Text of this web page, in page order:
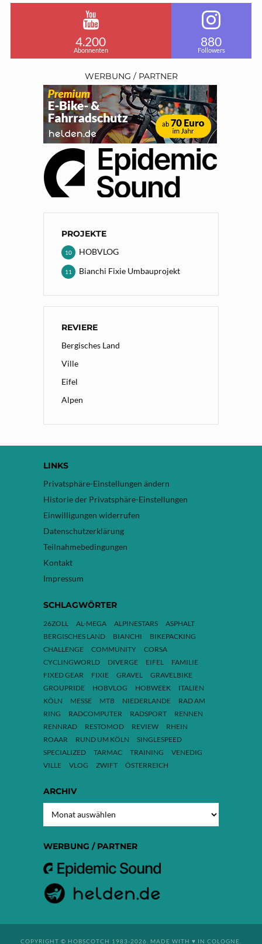
4.200
Abonnenten
880
Followers
WERBUNG / PARTNER
PROJEKTE
HOBVLOG
10
Bianchi Fixie Umbauprojekt
11
REVIERE
Bergisches Land
Ville
Eifel
Alpen
LINKS
Privatsphäre-Einstellungen ändern
Historie der Privatsphäre-Einstellungen
Einwilligungen widerrufen
Datenschutzerklärung
Teilnahmebedingungen
Kontakt
Impressum
SCHLAGWÖRTER
26ZOLL AL-MEGA ALPINESTARS
ASPHALT
BERGISCHES LAND
BIANCHI
BIKEPACKING
CHALLENGE
COMMUNITY
CORSA
CYCLINGWORLD
DIVERGE EIFEL
FAMILIE
FIXED GEAR
FIXIE GRAVEL
GRAVELBIKE
GROUPRIDE
HOBVLOG HOBWEEK
ITALIEN
KÖLN
MESSE MTB NIEDERLANDE
RAD AM
RING
RADCOMPUTER RADSPORT
RENNEN
RENNRAD
RESTOMOD REVIEW
RHEIN
ROAAR
RUND UM KÖLN
SINGLESPEED
SPECIALIZED
TARMAC TRAINING
VENEDIG
VILLE
VLOG ZWIFT ÖSTERREICH
ARCHIV
WERBUNG / PARTNER
COPYRIGHT © HOBSCOTCH 1983-2026. MADE WITH ♥ IN COLOGNE.